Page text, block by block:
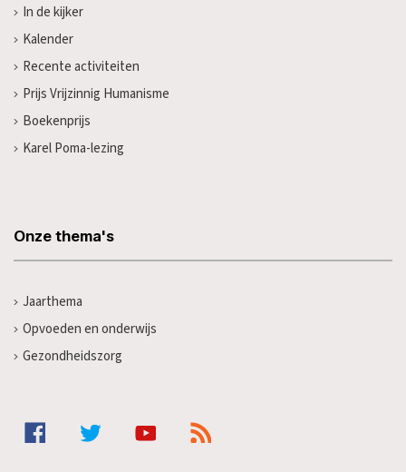
In de kijker
Kalender
Recente activiteiten
Prijs Vrijzinnig Humanisme
Boekenprijs
Karel Poma-lezing
Onze thema's
Jaarthema
Opvoeden en onderwijs
Gezondheidszorg